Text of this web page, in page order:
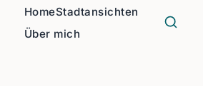
HomeStadtansichten
Über mich